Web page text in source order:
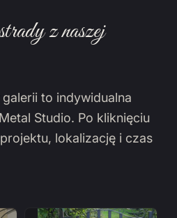
z naszej
to indywidualna
Studio. Po kliknięciu
lokalizację i czas